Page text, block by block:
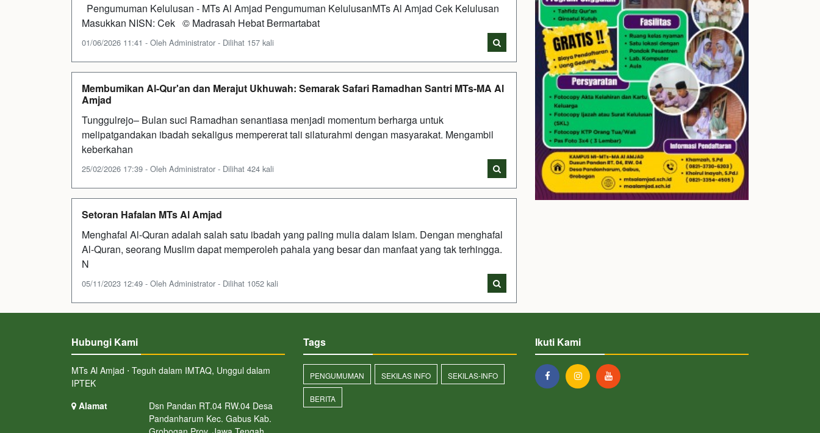
Pengumuman Kelulusan - MTs Al Amjad Pengumuman KelulusanMTs Al Amjad Cek Kelulusan
Masukkan NISN: Cek © Madrasah Hebat Bermartabat
01/06/2026 11:41 - Oleh Administrator - Dilihat 157 kali
Membumikan Al-Qur'an dan Merajut Ukhuwah: Semarak Safari Ramadhan Santri MTs-MA Al
Amjad
Tunggulrejo– Bulan suci Ramadhan senantiasa menjadi momentum berharga untuk
melipatgandakan ibadah sekaligus mempererat tali silaturahmi dengan masyarakat. Mengambil
keberkahan
25/02/2026 17:39 - Oleh Administrator - Dilihat 424 kali
Setoran Hafalan MTs Al Amjad
Menghafal Al-Quran adalah salah satu ibadah yang paling mulia dalam Islam. Dengan menghafal
Al-Quran, seorang Muslim dapat memperoleh pahala yang besar dan manfaat yang tak terhingga.
N
05/11/2023 12:49 - Oleh Administrator - Dilihat 1052 kali
Hubungi Kami
MTs Al Amjad ⋅ Teguh dalam IMTAQ, Unggul dalam
IPTEK
Alamat
Dsn Pandan RT.04 RW.04 Desa
Pandanharum Kec. Gabus Kab.
Tags
PENGUMUMAN SEKILAS INFO SEKILAS-INFO
BERITA
Ikuti Kami